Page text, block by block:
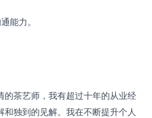
能力。
的茶艺师，我有超过十年的从业经
独到的见解。我在不断提升个人